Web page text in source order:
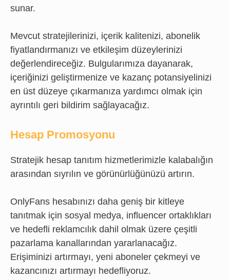
sunar.
Mevcut stratejilerinizi, içerik kalitenizi, abonelik
fiyatlandırmanızı ve etkileşim düzeylerinizi
değerlendireceğiz. Bulgularımıza dayanarak,
içeriğinizi geliştirmenize ve kazanç potansiyelinizi
en üst düzeye çıkarmanıza yardımcı olmak için
ayrıntılı geri bildirim sağlayacağız.
Hesap Promosyonu
Stratejik hesap tanıtım hizmetlerimizle kalabalığın
arasından sıyrılın ve görünürlüğünüzü artırın.
OnlyFans hesabınızı daha geniş bir kitleye
tanıtmak için sosyal medya, influencer ortaklıkları
ve hedefli reklamcılık dahil olmak üzere çeşitli
pazarlama kanallarından yararlanacağız.
Erişiminizi artırmayı, yeni aboneler çekmeyi ve
kazancınızı artırmayı hedefliyoruz.